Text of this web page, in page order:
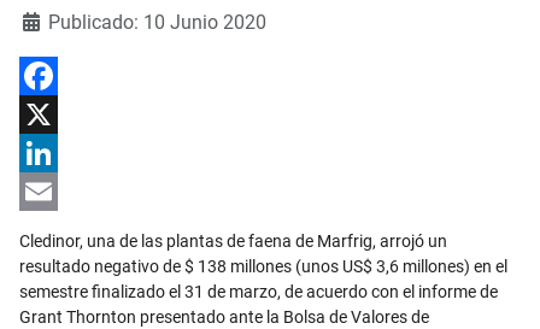
Detalles
Publicado: 10 Junio 2020
Facebook
X
LinkedIn
Email
Cledinor, una de las plantas de faena de Marfrig, arrojó un
resultado negativo de $ 138 millones (unos US$ 3,6 millones) en el
semestre finalizado el 31 de marzo, de acuerdo con el informe de
Grant Thornton presentado ante la Bolsa de Valores de